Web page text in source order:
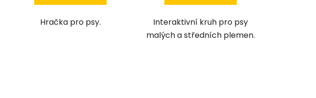
Hračka pro psy.
Interaktivní kruh pro psy
malých a středních plemen.